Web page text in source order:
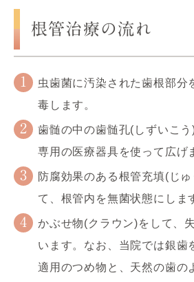
根管治療の流れ
虫歯菌に汚染された歯根部分
毒します。
歯髄の中の歯髄孔(しずいこう
専用の医療器具を使って広げ
防腐効果のある根管充填(じ
て、根管内を無菌状態にしま
かぶせ物(クラウン)をして、
います。なお、当院では銀歯
適用のつめ物と、天然の歯の